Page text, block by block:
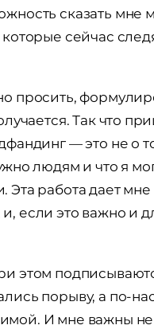
сказать
которые сейчас
просить,
Так что
— это не о
людям и что я
работа дает
если это важно и
этом
порыву, а по-
И мне важны не